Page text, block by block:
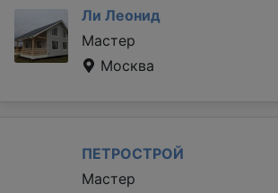
Ли Леонид
Мастер
Москва
ПЕТРОСТРОЙ
Мастер